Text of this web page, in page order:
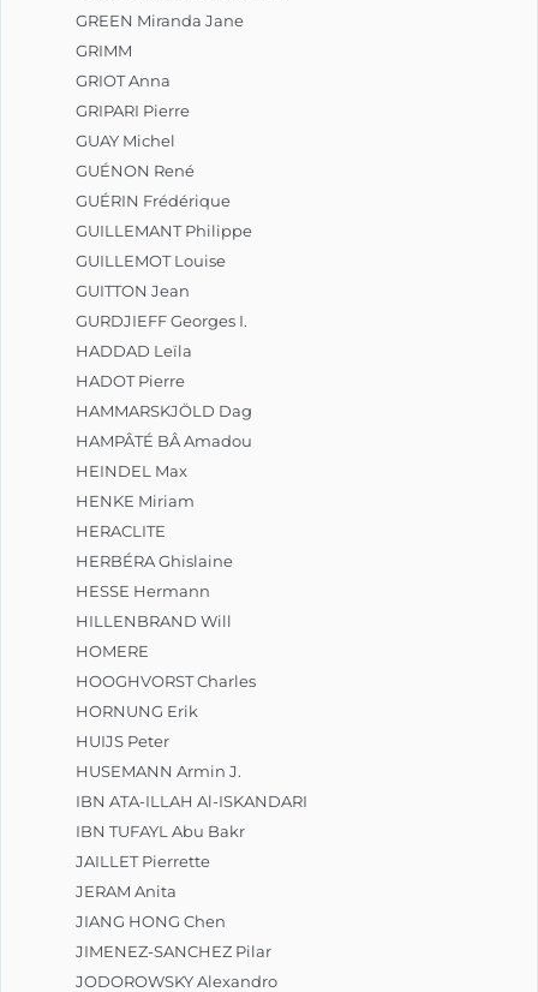
GREEN Miranda Jane
GRIMM
GRIOT Anna
GRIPARI Pierre
GUAY Michel
GUÉNON René
GUÉRIN Frédérique
GUILLEMANT Philippe
GUILLEMOT Louise
GUITTON Jean
GURDJIEFF Georges I.
HADDAD Leïla
HADOT Pierre
HAMMARSKJÖLD Dag
HAMPÂTÉ BÂ Amadou
HEINDEL Max
HENKE Miriam
HERACLITE
HERBÉRA Ghislaine
HESSE Hermann
HILLENBRAND Will
HOMERE
HOOGHVORST Charles
HORNUNG Erik
HUIJS Peter
HUSEMANN Armin J.
IBN ATA-ILLAH Al-ISKANDARI
IBN TUFAYL Abu Bakr
JAILLET Pierrette
JERAM Anita
JIANG HONG Chen
JIMENEZ-SANCHEZ Pilar
JODOROWSKY Alexandro